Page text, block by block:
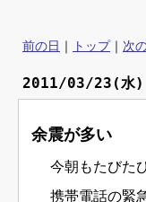
前の日 トップ 次
2011/03/23(水)
余震が多い
今朝もたびた
携帯電話の緊